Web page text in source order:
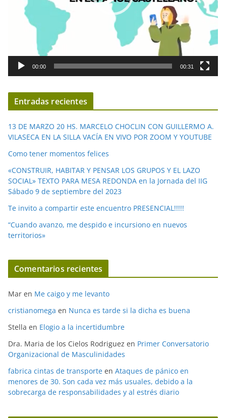
d
í
d
o
00:00 00:31
Entradas recientes
13 DE MARZO 20 HS. MARCELO CHOCLIN CON GUILLERMO A.
VILASECA EN LA SILLA VACÍA EN VIVO POR ZOOM Y YOUTUBE
Como tener momentos felices
«CONSTRUIR, HABITAR Y PENSAR LOS GRUPOS Y EL LAZO
SOCIAL» TEXTO PARA MESA REDONDA en la Jornada del IIG
Sábado 9 de septiembre del 2023
Te invito a compartir este encuentro PRESENCIAL!!!!!
“Cuando avanzo, me despido e incursiono en nuevos
territorios»
Comentarios recientes
Mar en Me caigo y me levanto
cristianomega en Nunca es tarde si la dicha es buena
Stella en Elogio a la incertidumbre
Dra. Maria de los Cielos Rodriguez en Primer Conversatorio
Organizacional de Masculinidades
fabrica cintas de transporte en Ataques de pánico en
menores de 30. Son cada vez más usuales, debido a la
sobrecarga de responsabilidades y al estrés diario